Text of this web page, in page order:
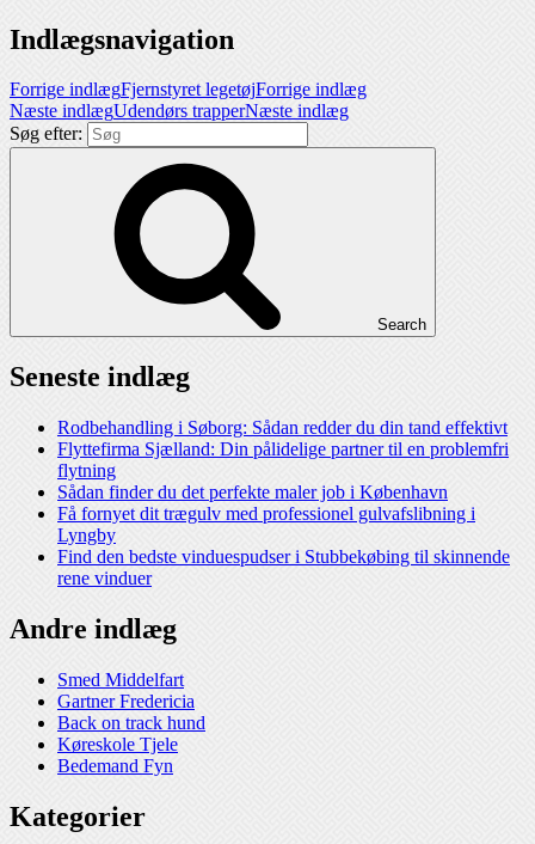
Indlægsnavigation
Forrige indlægFjernstyret legetøjForrige indlæg
Næste indlægUdendørs trapperNæste indlæg
Søg efter:
Search
Seneste indlæg
Rodbehandling i Søborg: Sådan redder du din tand effektivt
Flyttefirma Sjælland: Din pålidelige partner til en problemfri
flytning
Sådan finder du det perfekte maler job i København
Få fornyet dit trægulv med professionel gulvafslibning i
Lyngby
Find den bedste vinduespudser i Stubbekøbing til skinnende
rene vinduer
Andre indlæg
Smed Middelfart
Gartner Fredericia
Back on track hund
Køreskole Tjele
Bedemand Fyn
Kategorier